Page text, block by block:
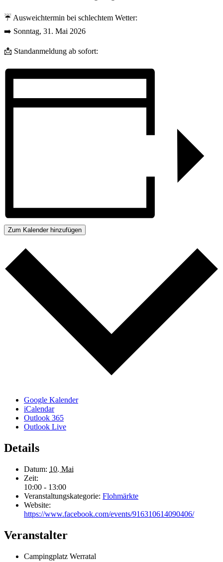
☔ Ausweichtermin bei schlechtem Wetter:
➡️ Sonntag, 31. Mai 2026
📩 Standanmeldung ab sofort:
Zum Kalender hinzufügen
Google Kalender
iCalendar
Outlook 365
Outlook Live
Details
Datum: 10. Mai
Zeit:
10:00 - 13:00
Veranstaltungskategorie: Flohmärkte
Website:
https://www.facebook.com/events/916310614090406/
Veranstalter
Campingplatz Werratal